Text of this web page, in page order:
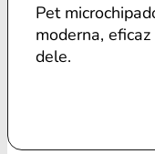
Pet
moderna,
dele.